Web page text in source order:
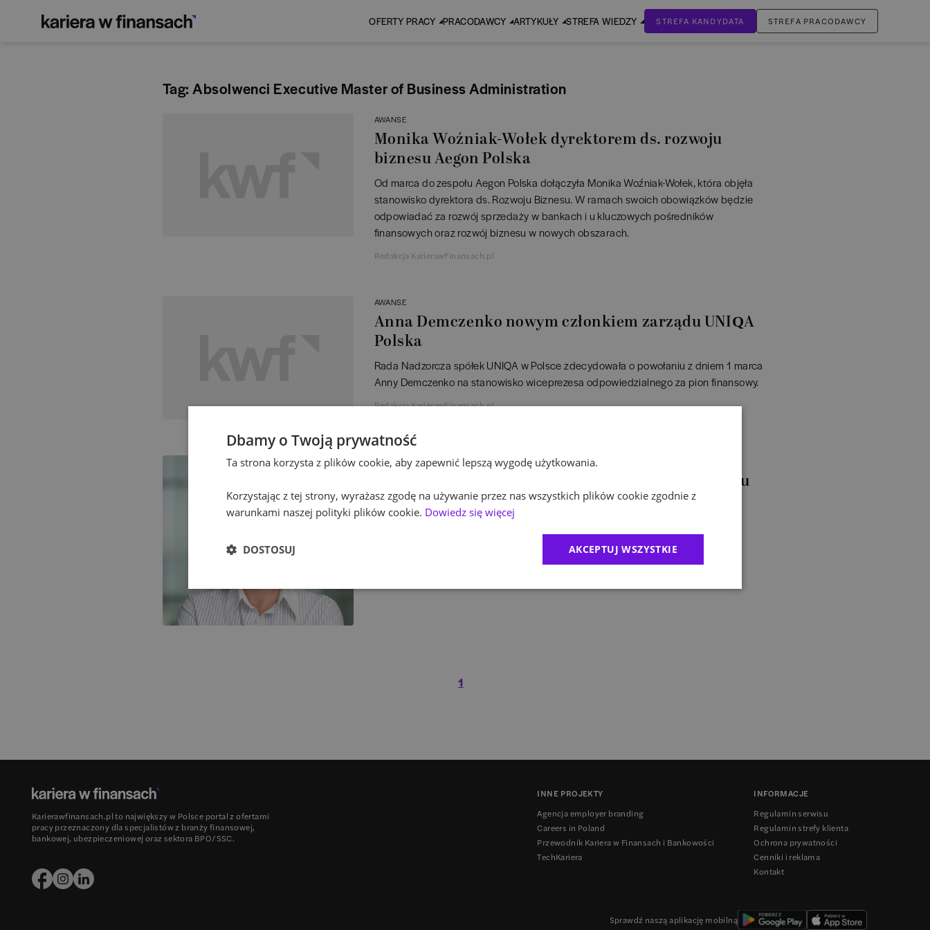
OFERTY PRACY PRACODAWCY ARTYKUŁY STREFA WIEDZY STREFA KANDYDATA STREFA PRACODAWCY
Tag: Absolwenci Executive Master of Business Administration
AWANSE
Monika Woźniak-Wołek dyrektorem ds. rozwoju
biznesu Aegon Polska
Od marca do zespołu Aegon Polska dołączyła Monika Woźniak-Wołek, która objęła
stanowisko dyrektora ds. Rozwoju Biznesu. W ramach swoich obowiązków będzie
odpowiadać za rozwój sprzedaży w bankach i u kluczowych pośredników
finansowych oraz rozwój biznesu w nowych obszarach.
Redakcja KarierawFinansach.pl
AWANSE
Anna Demczenko nowym członkiem zarządu UNIQA
Polska
Rada Nadzorcza spółek UNIQA w Polsce zdecydowała o powołaniu z dniem 1 marca
Anny Demczenko na stanowisko wiceprezesa odpowiedzialnego za pion finansowy.
Redakcja KarierawFinansach.pl
AWANSE
Agnieszka Kielichowska Dyrektorem Departamentu
Kontaktu z Klientami w KIR
Z początkiem lutego 2017 r. Agnieszka Kielichowska została dyrektorem
1
Karierawfinansach.pl to największy w Polsce portal z ofertami
pracy przeznaczony dla specjalistów z branży finansowej,
bankowej, ubezpieczeniowej oraz sektora BPO/SSC.
INNE PROJEKTY
Agencja employer branding
Careers in Poland
Przewodnik Kariera w Finansach i Bankowości
TechKariera
INFORMACJE
Regulamin serwisu
Regulamin strefy klienta
Ochrona prywatności
Cenniki i reklama
Kontakt
Sprawdź naszą aplikację mobilną
Dbamy o Twoją prywatność
Ta strona korzysta z plików cookie, aby zapewnić lepszą wygodę użytkowania.
Korzystając z tej strony, wyrażasz zgodę na używanie przez nas wszystkich plików cookie zgodnie z
warunkami naszej polityki plików cookie. Dowiedz się więcej
AKCEPTUJ WSZYSTKIE
DOSTOSUJ